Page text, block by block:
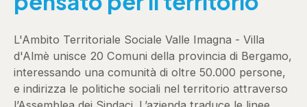
L'Ambito Territoriale Sociale Valle Imagna - Villa
d'Almè unisce 20 Comuni della provincia di Bergamo,
interessando una comunità di oltre 50.000 persone,
e indirizza le politiche sociali nel territorio attraverso